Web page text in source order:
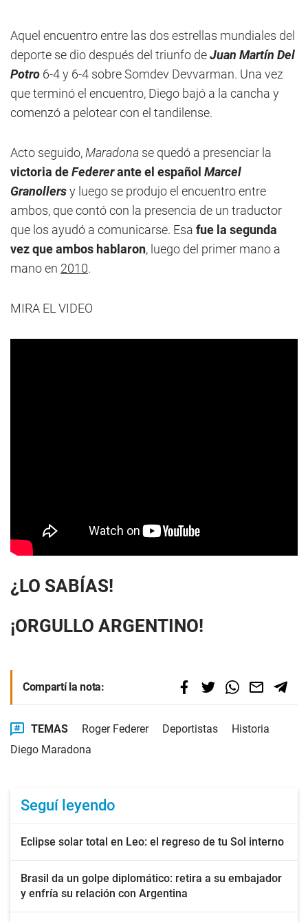
Aquel encuentro entre las dos estrellas mundiales del
deporte se dio después del triunfo deJuan Martín Del
Potro 6-4 y 6-4 sobre Somdev Devvarman. Una vez
que terminó el encuentro, Diego bajó a la cancha y
comenzó a pelotear con el tandilense.
Acto seguido, Maradona se quedó a presenciar la
victoria deFedererante el español Marcel
Granollersy luego se produjo el encuentro entre
ambos, que contó con la presencia de un traductor
que los ayudó a comunicarse. Esa fue la segunda
vez que ambos hablaron, luego del primer mano a
mano en 2010.
MIRA EL VIDEO
¿LO SABÍAS!
¡ORGULLO ARGENTINO!
Compartí la nota:
TEMAS Roger Federer Deportistas
Historia
Diego Maradona
Seguí leyendo
Eclipse solar total en Leo: el regreso de tu Sol interno
Brasil da un golpe diplomático: retira a su embajador
y enfría su relación con Argentina